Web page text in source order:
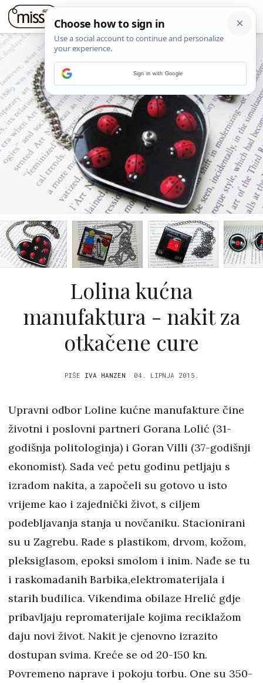
Lolina kućna
manufaktura - nakit za
otkačene cure
PIŠE IVA HANZEN 04. LIPNJA 2015.
Upravni odbor Loline kućne manufakture čine
životni i poslovni partneri Gorana Lolić (31-
godišnja politologinja) i Goran Villi (37-godišnji
ekonomist). Sada već petu godinu petljaju s
izradom nakita, a započeli su gotovo u isto
vrijeme kao i zajednički život, s ciljem
podebljavanja stanja u novčaniku. Stacionirani
su u Zagrebu. Rade s plastikom, drvom, kožom,
pleksiglasom, epoksi smolom i inim. Nađe se tu
i raskomadanih Barbika,elektromaterijala i
starih budilica. Vikendima obilaze Hrelić gdje
pribavljaju repromaterijale kojima reciklažom
daju novi život. Nakit je cjenovno izrazito
dostupan svima. Kreće se od 20-150 kn.
Povremeno naprave i pokoju torbu. One su 350-
Sign in with Google